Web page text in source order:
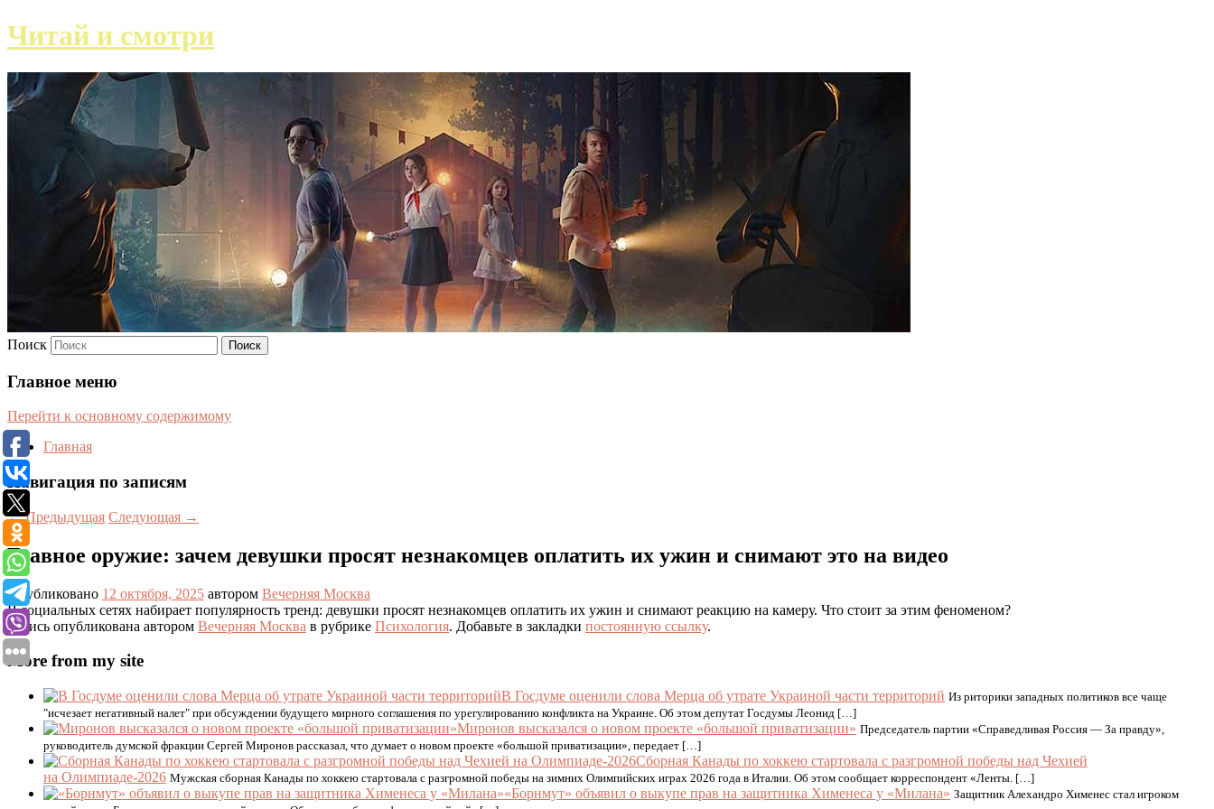
Читай и смотри
Поиск
Главное меню
Перейти к основному содержимому
Главная
Навигация по записям
←Предыдущая Следующая →
Главное оружие: зачем девушки просят незнакомцев оплатить их ужин и снимают это на видео
Опубликовано 12 октября, 2025 автором Вечерняя Москва
В социальных сетях набирает популярность тренд: девушки просят незнакомцев оплатить их ужин и снимают реакцию на камеру. Что стоит за этим феноменом?
Запись опубликована автором Вечерняя Москва в рубрике Психология. Добавьте в закладки постоянную ссылку.
More from my site
В Госдуме оценили слова Мерца об утрате Украиной части территорий Из риторики западных политиков все чаще
"исчезает негативный налет" при обсуждении будущего мирного соглашения по урегулированию конфликта на Украине. Об этом депутат Госдумы Леонид […]
Миронов высказался о новом проекте «большой приватизации» Председатель партии «Справедливая Россия — За правду»,
руководитель думской фракции Сергей Миронов рассказал, что думает о новом проекте «большой приватизации», передает […]
Сборная Канады по хоккею стартовала с разгромной победы над Чехией
на Олимпиаде-2026 Мужская сборная Канады по хоккею стартовала с разгромной победы на зимних Олимпийских играх 2026 года в Италии. Об этом сообщает корреспондент «Ленты. […]
«Борнмут» объявил о выкупе прав на защитника Хименеса у «Милана» Защитник Алехандро Хименес стал игроком